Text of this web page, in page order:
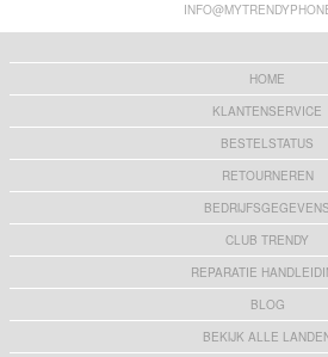
HOME
KLANTENSERVICE
BESTELSTATUS
RETOURNEREN
BEDRIJFSGEGEVENS
CLUB TRENDY
REPARATIE
BLOG
BEKIJK ALLE